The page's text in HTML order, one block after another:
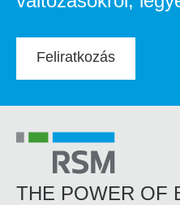
Feliratkozás
THE POWER OF